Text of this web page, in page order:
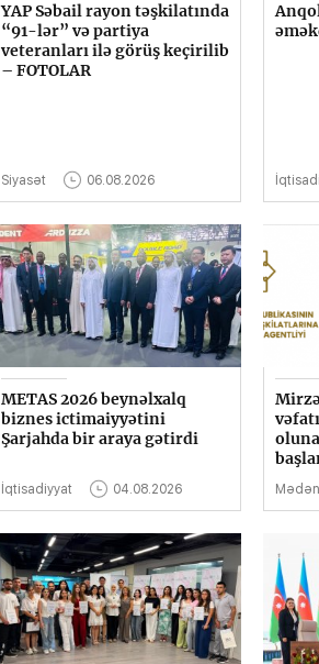
YAP Səbail rayon təşkilatında
“91-lər” və partiya
veteranları ilə görüş keçirilib
– FOTOLAR
Siyasət 06.08.2026
METAS 2026 beynəlxalq
biznes ictimaiyyətini
Şarjahda bir araya gətirdi
İqtisadiyyat 04.08.2026